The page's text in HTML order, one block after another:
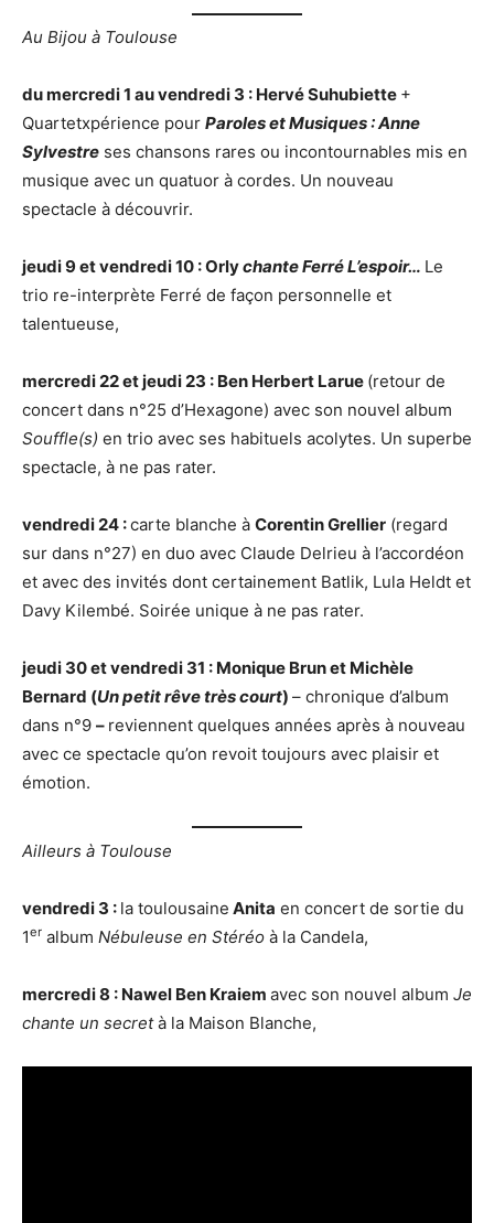
Au Bijou à Toulouse
du mercredi 1 au vendredi 3 : Hervé Suhubiette +
Quartetxpérience pour Paroles et Musiques : Anne
Sylvestre ses chansons rares ou incontournables mis en
musique avec un quatuor à cordes. Un nouveau
spectacle à découvrir.
jeudi 9 et vendredi 10 : Orlychante Ferré L’espoir… Le
trio re-interprète Ferré de façon personnelle et
talentueuse,
mercredi 22 et jeudi 23 : Ben Herbert Larue (retour de
concert dans n°25 d’Hexagone) avec son nouvel album
Souffle(s) en trio avec ses habituels acolytes. Un superbe
spectacle, à ne pas rater.
vendredi 24 :carte blanche à Corentin Grellier (regard
sur dans n°27) en duo avec Claude Delrieu à l’accordéon
et avec des invités dont certainement Batlik, Lula Heldt et
Davy Kilembé. Soirée unique à ne pas rater.
jeudi 30 et vendredi 31 : Monique Brun et Michèle
Bernard (Un petit rêve très court) – chronique d’album
dans n°9 – reviennent quelques années après à nouveau
avec ce spectacle qu’on revoit toujours avec plaisir et
émotion.
Ailleurs à Toulouse
vendredi 3 : la toulousaine Anita en concert de sortie du
1er album Nébuleuse en Stéréo à la Candela,
mercredi 8 : Nawel Ben Kraiem avec son nouvel album Je
chante un secretà la Maison Blanche,